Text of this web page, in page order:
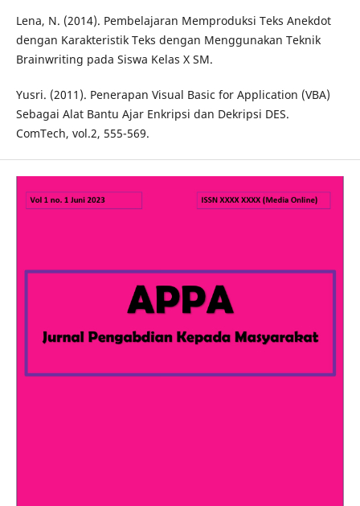
Lena, N. (2014). Pembelajaran Memproduksi Teks Anekdot
dengan Karakteristik Teks dengan Menggunakan Teknik
Brainwriting pada Siswa Kelas X SM.
Yusri. (2011). Penerapan Visual Basic for Application (VBA)
Sebagai Alat Bantu Ajar Enkripsi dan Dekripsi DES.
ComTech, vol.2, 555-569.